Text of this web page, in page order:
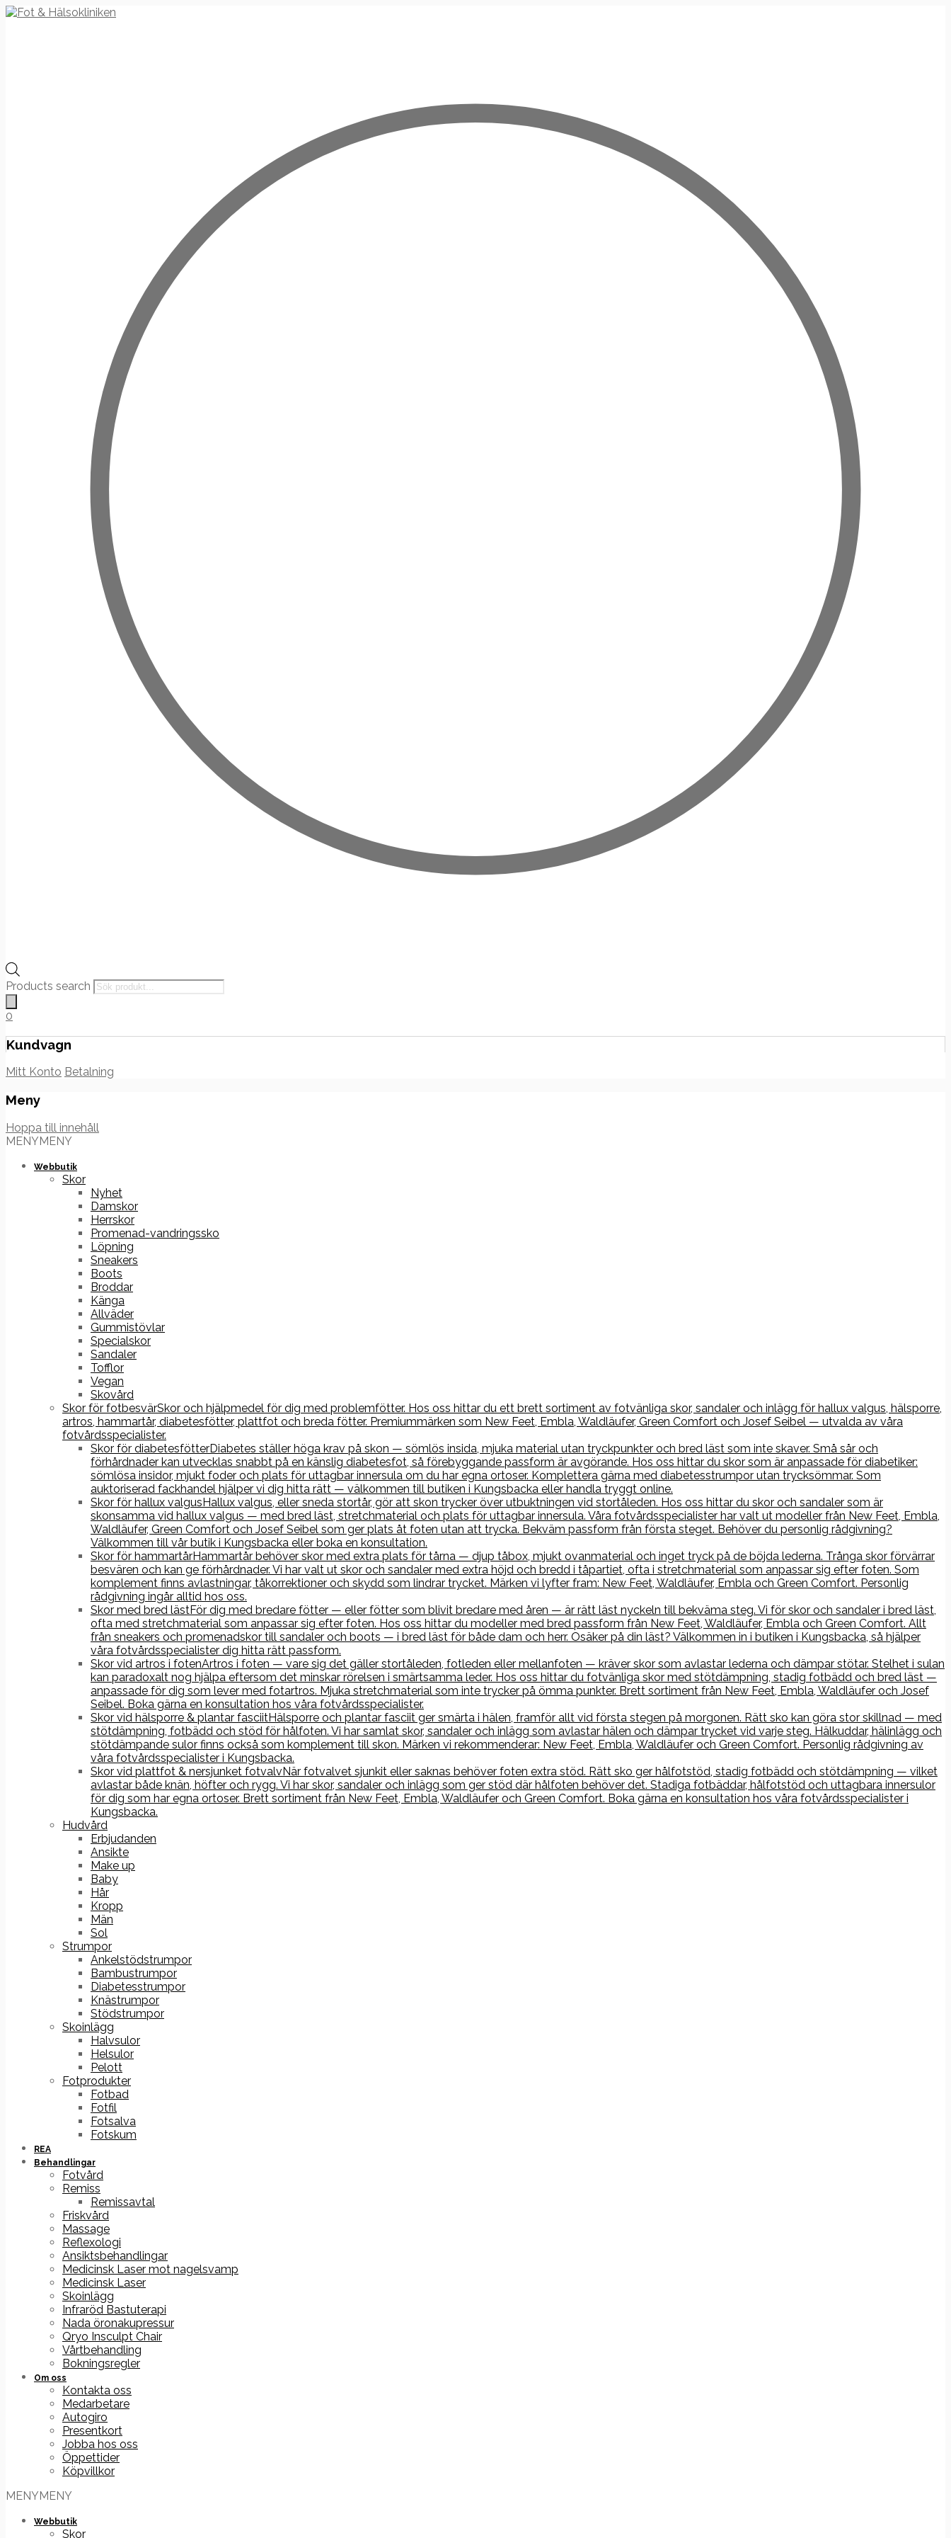
Products search
0
Kundvagn
Mitt Konto Betalning
Meny
Hoppa till innehåll
MENYMENY
Webbutik
Skor
Nyhet
Damskor
Herrskor
Promenad-vandringssko
Löpning
Sneakers
Boots
Broddar
Känga
Allväder
Gummistövlar
Specialskor
Sandaler
Tofflor
Vegan
Skovård
Skor för fotbesvärSkor och hjälpmedel för dig med problemfötter. Hos oss hittar du ett brett sortiment av fotvänliga skor, sandaler och inlägg för hallux valgus, hälsporre,
artros, hammartår, diabetesfötter, plattfot och breda fötter. Premiummärken som New Feet, Embla, Waldläufer, Green Comfort och Josef Seibel — utvalda av våra
fotvårdsspecialister.
Skor för diabetesfötterDiabetes ställer höga krav på skon — sömlös insida, mjuka material utan tryckpunkter och bred läst som inte skaver. Små sår och
förhårdnader kan utvecklas snabbt på en känslig diabetesfot, så förebyggande passform är avgörande. Hos oss hittar du skor som är anpassade för diabetiker:
sömlösa insidor, mjukt foder och plats för uttagbar innersula om du har egna ortoser. Komplettera gärna med diabetesstrumpor utan trycksömmar. Som
auktoriserad fackhandel hjälper vi dig hitta rätt — välkommen till butiken i Kungsbacka eller handla tryggt online.
Skor för hallux valgusHallux valgus, eller sneda stortår, gör att skon trycker över utbuktningen vid stortåleden. Hos oss hittar du skor och sandaler som är
skonsamma vid hallux valgus — med bred läst, stretchmaterial och plats för uttagbar innersula. Våra fotvårdsspecialister har valt ut modeller från New Feet, Embla,
Waldläufer, Green Comfort och Josef Seibel som ger plats åt foten utan att trycka. Bekväm passform från första steget. Behöver du personlig rådgivning?
Välkommen till vår butik i Kungsbacka eller boka en konsultation.
Skor för hammartårHammartår behöver skor med extra plats för tårna — djup tåbox, mjukt ovanmaterial och inget tryck på de böjda lederna. Trånga skor förvärrar
besvären och kan ge förhårdnader. Vi har valt ut skor och sandaler med extra höjd och bredd i tåpartiet, ofta i stretchmaterial som anpassar sig efter foten. Som
komplement finns avlastningar, tåkorrektioner och skydd som lindrar trycket. Märken vi lyfter fram: New Feet, Waldläufer, Embla och Green Comfort. Personlig
rådgivning ingår alltid hos oss.
Skor med bred lästFör dig med bredare fötter — eller fötter som blivit bredare med åren — är rätt läst nyckeln till bekväma steg. Vi för skor och sandaler i bred läst,
ofta med stretchmaterial som anpassar sig efter foten. Hos oss hittar du modeller med bred passform från New Feet, Waldläufer, Embla och Green Comfort. Allt
från sneakers och promenadskor till sandaler och boots — i bred läst för både dam och herr. Osäker på din läst? Välkommen in i butiken i Kungsbacka, så hjälper
våra fotvårdsspecialister dig hitta rätt passform.
Skor vid artros i fotenArtros i foten — vare sig det gäller stortåleden, fotleden eller mellanfoten — kräver skor som avlastar lederna och dämpar stötar. Stelhet i sulan
kan paradoxalt nog hjälpa eftersom det minskar rörelsen i smärtsamma leder. Hos oss hittar du fotvänliga skor med stötdämpning, stadig fotbädd och bred läst —
anpassade för dig som lever med fotartros. Mjuka stretchmaterial som inte trycker på ömma punkter. Brett sortiment från New Feet, Embla, Waldläufer och Josef
Seibel. Boka gärna en konsultation hos våra fotvårdsspecialister.
Skor vid hälsporre & plantar fasciitHälsporre och plantar fasciit ger smärta i hälen, framför allt vid första stegen på morgonen. Rätt sko kan göra stor skillnad — med
stötdämpning, fotbädd och stöd för hålfoten. Vi har samlat skor, sandaler och inlägg som avlastar hälen och dämpar trycket vid varje steg. Hälkuddar, hälinlägg och
stötdämpande sulor finns också som komplement till skon. Märken vi rekommenderar: New Feet, Embla, Waldläufer och Green Comfort. Personlig rådgivning av
våra fotvårdsspecialister i Kungsbacka.
Skor vid plattfot & nersjunket fotvalvNär fotvalvet sjunkit eller saknas behöver foten extra stöd. Rätt sko ger hålfotstöd, stadig fotbädd och stötdämpning — vilket
avlastar både knän, höfter och rygg. Vi har skor, sandaler och inlägg som ger stöd där hålfoten behöver det. Stadiga fotbäddar, hålfotstöd och uttagbara innersulor
för dig som har egna ortoser. Brett sortiment från New Feet, Embla, Waldläufer och Green Comfort. Boka gärna en konsultation hos våra fotvårdsspecialister i
Kungsbacka.
Hudvård
Erbjudanden
Ansikte
Make up
Baby
Hår
Kropp
Män
Sol
Strumpor
Ankelstödstrumpor
Bambustrumpor
Diabetesstrumpor
Knästrumpor
Stödstrumpor
Skoinlägg
Halvsulor
Helsulor
Pelott
Fotprodukter
Fotbad
Fotfil
Fotsalva
Fotskum
REA
Behandlingar
Fotvård
Remiss
Remissavtal
Friskvård
Massage
Reflexologi
Ansiktsbehandlingar
Medicinsk Laser mot nagelsvamp
Medicinsk Laser
Skoinlägg
Infraröd Bastuterapi
Nada öronakupressur
Qryo Insculpt Chair
Vårtbehandling
Bokningsregler
Om oss
Kontakta oss
Medarbetare
Autogiro
Presentkort
Jobba hos oss
Öppettider
Köpvillkor
MENYMENY
Webbutik
Skor